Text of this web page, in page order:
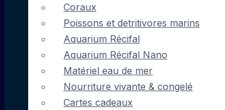
Coraux
Poissons et detritivores marins
Aquarium Récifal
Aquarium Récifal Nano
Matériel eau de mer
Nourriture vivante & congelé
Cartes cadeaux